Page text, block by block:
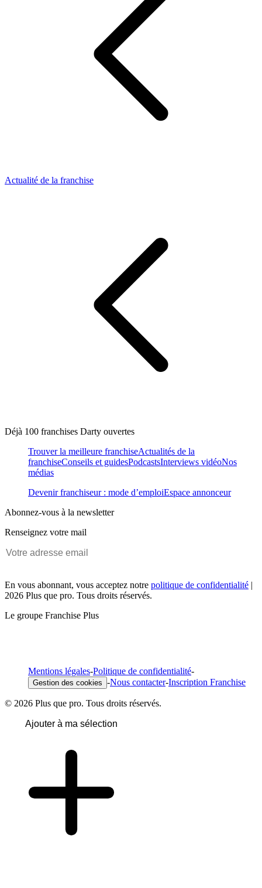
Actualité de la franchise
Déjà 100 franchises Darty ouvertes
Trouver la meilleure franchiseActualités de la
franchiseConseils et guidesPodcastsInterviews vidéoNos
médias
Devenir franchiseur : mode d’emploiEspace annonceur
Abonnez-vous à la newsletter
Renseignez votre mail
En vous abonnant, vous acceptez notre politique de confidentialité |
2026 Plus que pro. Tous droits réservés.
Le groupe Franchise Plus
Mentions légales-Politique de confidentialité-
Gestion des cookies -Nous contacter-Inscription Franchise
© 2026 Plus que pro. Tous droits réservés.
Ajouter à ma sélection